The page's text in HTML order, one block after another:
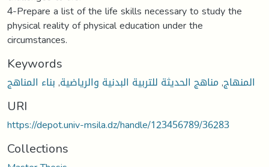
4-Prepare a list of the life skills necessary to study the
physical reality of physical education under the
circumstances.
Keywords
المنهاج,مناهج الحديثة للتربية البدنية والرياضية,بناء المناهج
URI
https://depot.univ-msila.dz/handle/123456789/36283
Collections